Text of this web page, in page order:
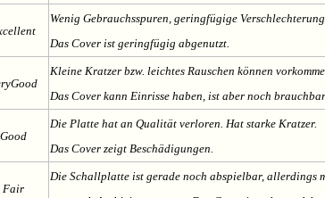
Wenig Gebrauchsspuren, geringfügige
Das Cover ist geringfügig abgenutzt.
Kleine Kratzer bzw. leichtes Rauschen können
Das Cover kann Einrisse haben, ist aber noch
Good
Die Platte hat an Qualität verloren. Hat starke Kratzer.
Das Cover zeigt Beschädigungen.
Fair
Die Schallplatte ist gerade noch abspielbar, allerdings